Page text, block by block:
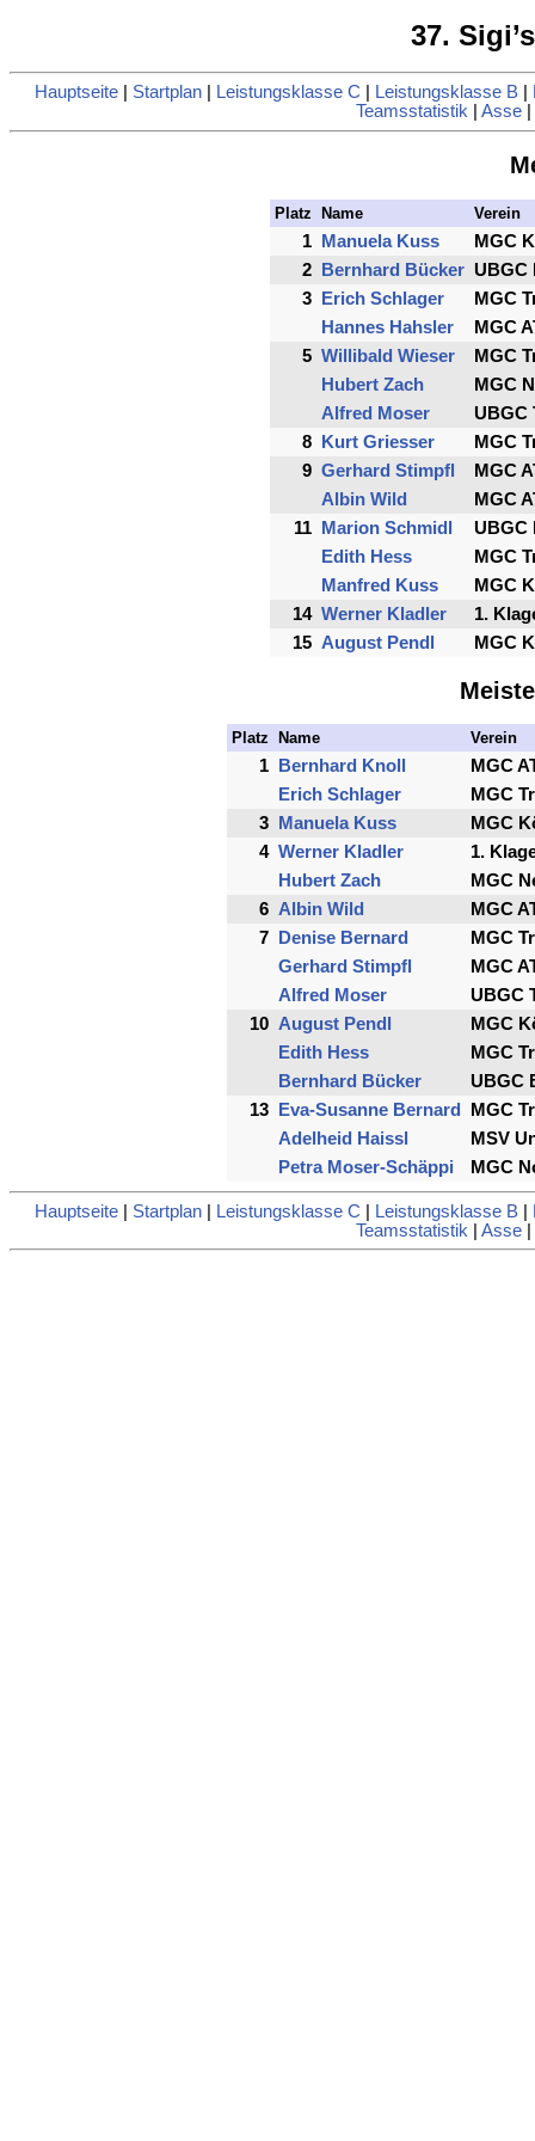
37.
Hauptseite Startplan Leistungsklasse C Leistungsklasse B
Teamsstatistik
Asse
Platz Name Verein
1 Manuela Kuss
MGC
2
Bernhard Bücker UBGC
3
Erich Schlager
MGC
Hannes Hahsler
MGC
5 Willibald Wieser
MGC
Hubert Zach
MGC
Alfred Moser
UBGC
8
Kurt Griesser
MGC
9 Gerhard Stimpfl
MGC
Albin Wild
MGC
11
Marion Schmidl
UBGC
Edith Hess
MGC
Manfred Kuss
MGC
14 Werner Kladler
1.
15 August Pendl MGC
Platz Name Verein
1 Bernhard Knoll
MGC
Erich Schlager
MGC
3
Manuela Kuss
MGC
4 Werner Kladler
1.
Hubert Zach
MGC
6 Albin Wild
MGC
7
Denise Bernard
MGC
Gerhard Stimpfl
MGC
Alfred Moser
UBGC
10 August Pendl
MGC
Edith Hess
MGC
Bernhard Bücker
UBGC
13
Eva-Susanne Bernard
MGC
Adelheid Haissl
MSV
Petra Moser-Schäppi
MGC
Hauptseite Startplan Leistungsklasse C Leistungsklasse B
Teamsstatistik
Asse